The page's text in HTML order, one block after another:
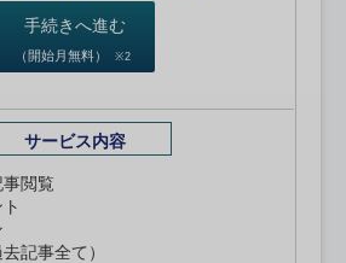
手続きへ進む
（開始月無料） ※2
サービス内容
閲覧
記事全て）